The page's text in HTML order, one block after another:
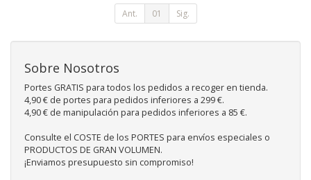
Ant. 01 Sig.
Sobre Nosotros
Portes GRATIS para todos los pedidos a recoger en tienda.
4,90 € de portes para pedidos inferiores a 299 €.
4,90 € de manipulación para pedidos inferiores a 85 €.
Consulte el COSTE de los PORTES para envíos especiales o
PRODUCTOS DE GRAN VOLUMEN.
¡Enviamos presupuesto sin compromiso!